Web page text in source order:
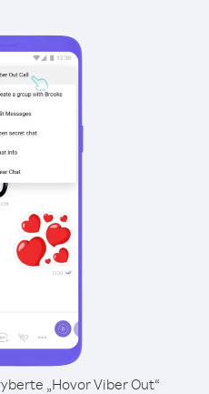
„Hovor Viber Out“